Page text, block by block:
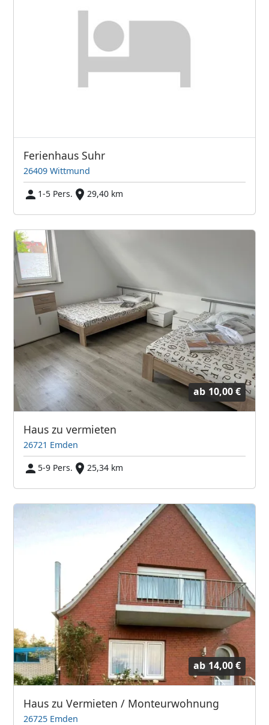
Ferienhaus Suhr
26409 Wittmund
1-5 Pers.
29,40 km
ab 10,00 €
Haus zu vermieten
26721 Emden
5-9 Pers.
25,34 km
ab 14,00 €
Haus zu Vermieten / Monteurwohnung
26725 Emden